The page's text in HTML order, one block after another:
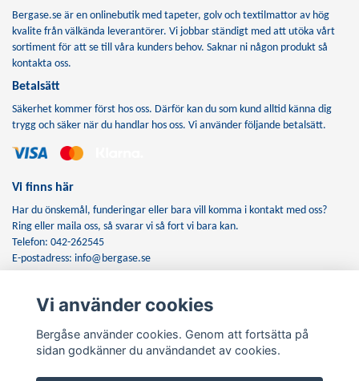
Bergase.se är en onlinebutik med tapeter, golv och textilmattor av hög
kvalite från välkända leverantörer. Vi jobbar ständigt med att utöka vårt
sortiment för att se till våra kunders behov. Saknar ni någon produkt så
kontakta oss.
Betalsätt
Säkerhet kommer först hos oss. Därför kan du som kund alltid känna dig
trygg och säker när du handlar hos oss. Vi använder följande betalsätt.
Vi finns här
Har du önskemål, funderingar eller bara vill komma i kontakt med oss?
Ring eller maila oss, så svarar vi så fort vi bara kan.
Telefon: 042-262545
E-postadress: info@bergase.se
Anmäl dig till vårt nyhetsbrev
Prenumerera
Vi använder cookies
Bergåse använder cookies. Genom att fortsätta på
sidan godkänner du användandet av cookies.